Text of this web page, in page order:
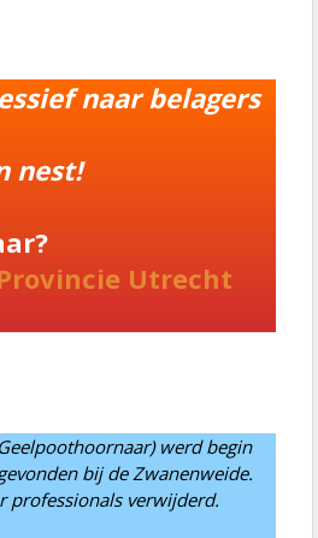
naar belagers
nest!
Utrecht
werd begin
bij de Zwanenweide.
professionals verwijderd.